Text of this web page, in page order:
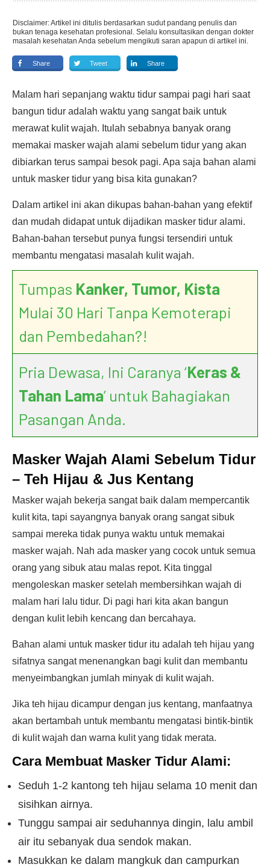
Disclaimer: Artikel ini ditulis berdasarkan sudut pandang penulis dan
bukan tenaga kesehatan profesional. Selalu konsultasikan dengan dokter
masalah kesehatan Anda sebelum mengikuti saran apapun di artikel ini.
Share Tweet Share
Malam hari sepanjang waktu tidur sampai pagi hari saat
bangun tidur adalah waktu yang sangat baik untuk
merawat kulit wajah. Itulah sebabnya banyak orang
memakai masker wajah alami sebelum tidur yang akan
dibiarkan terus sampai besok pagi. Apa saja bahan alami
untuk masker tidur yang bisa kita gunakan?
Dalam artikel ini akan dikupas bahan-bahan yang efektif
dan mudah didapat untuk dijadikan masker tidur alami.
Bahan-bahan tersebut punya fungsi tersendiri untuk
membantu mengatasi masalah kulit wajah.
Tumpas Kanker, Tumor, Kista
Mulai 30 Hari Tanpa Kemoterapi
dan Pembedahan?!
Pria Dewasa, Ini Caranya ‘Keras &
Tahan Lama’ untuk Bahagiakan
Pasangan Anda.
Masker Wajah Alami Sebelum Tidur
– Teh Hijau & Jus Kentang
Masker wajah bekerja sangat baik dalam mempercantik
kulit kita, tapi sayangnya banyak orang sangat sibuk
sampai mereka tidak punya waktu untuk memakai
masker wajah. Nah ada masker yang cocok untuk semua
orang yang sibuk atau malas repot. Kita tinggal
mengoleskan masker setelah membersihkan wajah di
malam hari lalu tidur. Di pagi hari kita akan bangun
dengan kulit lebih kencang dan bercahaya.
Bahan alami untuk masker tidur itu adalah teh hijau yang
sifatnya sangat menenangkan bagi kulit dan membantu
menyeimbangkan jumlah minyak di kulit wajah.
Jika teh hijau dicampur dengan jus kentang, manfaatnya
akan bertambah untuk membantu mengatasi bintik-bintik
di kulit wajah dan warna kulit yang tidak merata.
Cara Membuat Masker Tidur Alami:
Seduh 1-2 kantong teh hijau selama 10 menit dan
sisihkan airnya.
Tunggu sampai air seduhannya dingin, lalu ambil
air itu sebanyak dua sendok makan.
Masukkan ke dalam mangkuk dan campurkan